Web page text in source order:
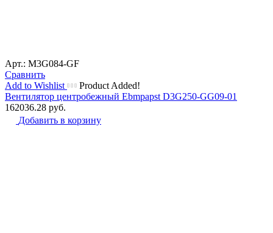
Арт.: M3G084-GF
Сравнить
Add to Wishlist
Product Added!
Вентилятор центробежный Ebmpapst D3G250-GG09-01
162036.28 руб.
Добавить в корзину